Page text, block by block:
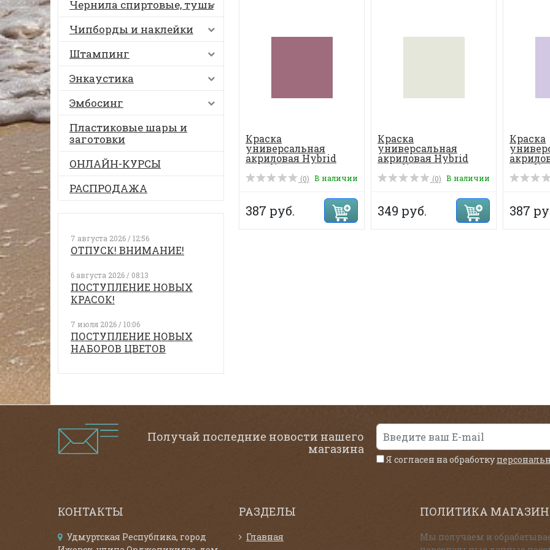
Чернила спиртовые, тушь
Чипборды и наклейки
Штампинг
Энкаустика
Эмбосинг
Пластиковые шары и
заготовки
ОНЛАЙН-КУРСЫ
РАСПРОДАЖА
7 августа 2026 / 12:56
ОТПУСК! ВНИМАНИЕ!
6 августа 2026 / 08:13
ПОСТУПЛЕНИЕ НОВЫХ
КРАСОК!
7 июля 2026 / 10:06
ПОСТУПЛЕНИЕ НОВЫХ
НАБОРОВ ЦВЕТОВ
Краска
универсальная
акриловая Hybrid
Acrylic 70 мл, цвет...
(0) В наличии
387 руб.
Краска
универсальная
акриловая Hybrid
Acrylic 70 мл, цвет...
(0) В наличии
349 руб.
Краска
Acrylic
387
Получай последние новости нашего
магазина
Я согласен на обработку
КОНТАКТЫ
Удмуртская Республика, город
РАЗДЕЛЫ
Главная
ПОЛИТИКА
Мы получаем и